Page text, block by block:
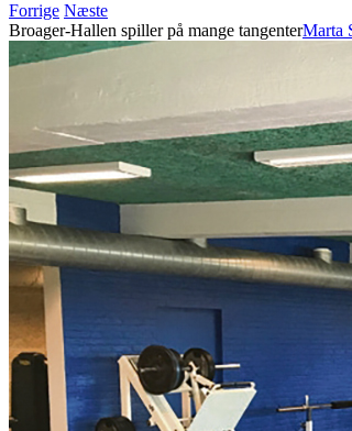
Forrige Næste
Broager-Hallen spiller på mange tangenterMarta